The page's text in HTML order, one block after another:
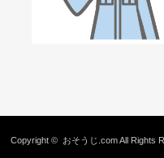
Copyright © おそうじ.comAll Rights